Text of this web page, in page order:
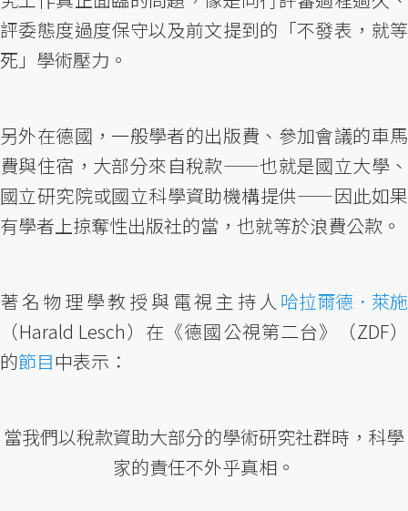
評委態度過度保守以及前文提到的「不發表，就等
死」學術壓力。
另外在德國，一般學者的出版費、參加會議的車馬
費與住宿，大部分來自稅款——也就是國立大學、
國立研究院或國立科學資助機構提供——因此如果
有學者上掠奪性出版社的當，也就等於浪費公款。
著名物理學教授與電視主持人 哈拉爾德．萊施
（Harald Lesch）在《德國公視第二台》（ZDF）
的節目中表示：
當我們以稅款資助大部分的學術研究社群時，科學
家的責任不外乎真相。